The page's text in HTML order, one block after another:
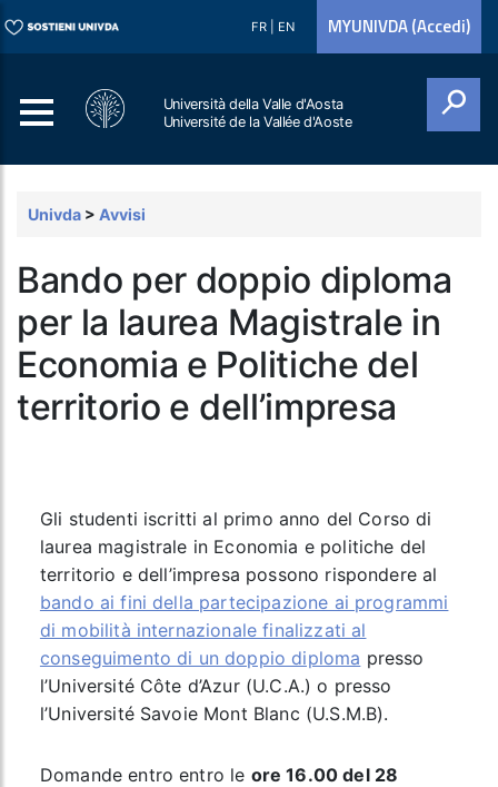
FR EN MYUNIVDA (Accedi)
Università della Valle d'Aosta
Université de la Vallée d'Aoste
Univda > Avvisi
Bando per doppio diploma
per la laurea Magistrale in
Economia e Politiche del
territorio e dell’impresa
Gli studenti iscritti al primo anno del Corso di
laurea magistrale in Economia e politiche del
territorio e dell’impresa possono rispondere al
bando ai fini della partecipazione ai programmi
di mobilità internazionale finalizzati al
conseguimento di un doppio diploma presso
l’Université Côte d’Azur (U.C.A.) o presso
l’Université Savoie Mont Blanc (U.S.M.B).
Domande entro entro le ore 16.00 del 28